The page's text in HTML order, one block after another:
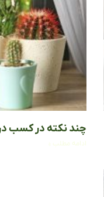
چند نکته در کسب
ادامه مطلب »